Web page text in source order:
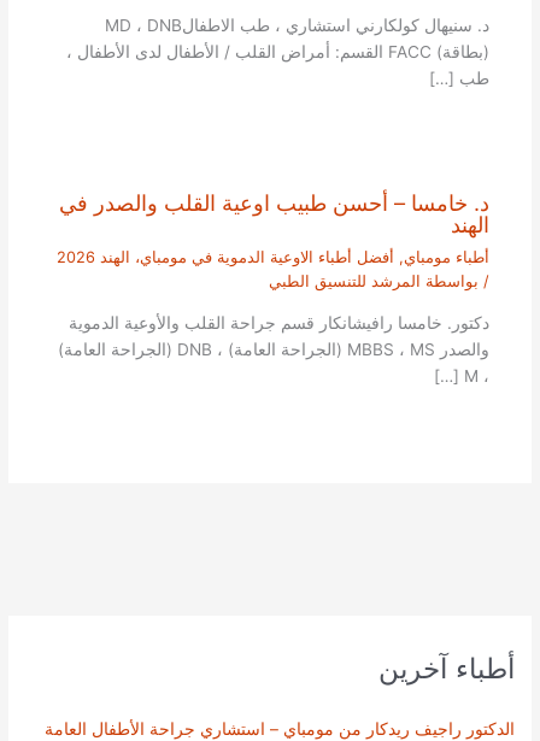
أطباء آخرين
الدكتور راجيف ريدكار من مومباي – استشاري جراحة الأطفال العامة
د. سنيهال كولكارني استشاري ، طب الاطفالMD ، DNB
(بطاقة) FACC القسم: أمراض القلب / الأطفال لدى الأطفال ،
طب […]
د. خامسا – أحسن طبيب اوعية القلب والصدر في
الهند
أطباء مومباي, أفضل أطباء الاوعية الدموية في مومباي، الهند 2026
/ بواسطة المرشد للتنسيق الطبي
دكتور. خامسا رافيشانكار قسم جراحة القلب والأوعية الدموية
والصدر MBBS ، MS (الجراحة العامة) ، DNB (الجراحة العامة)
، M […]